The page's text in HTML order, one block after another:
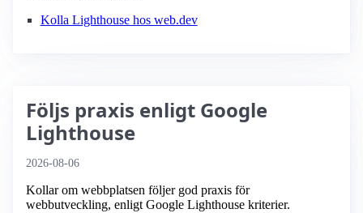
Kolla Lighthouse hos web.dev
Följs praxis enligt Google
Lighthouse
2026-08-06
Kollar om webbplatsen följer god praxis för
webbutveckling, enligt Google Lighthouse kriterier.